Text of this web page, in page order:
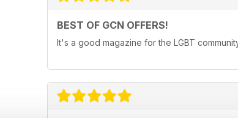
BEST OF GCN OFFERS!
It's a good magazine for the LGBT